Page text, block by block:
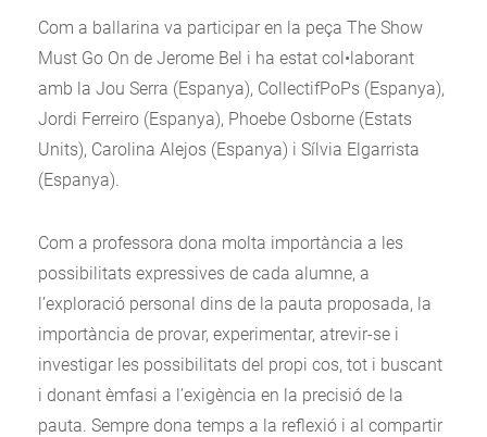
Com a ballarina va participar en la peça The Show
Must Go On de Jerome Bel i ha estat col•laborant
amb la Jou Serra (Espanya), CollectifPoPs (Espanya),
Jordi Ferreiro (Espanya), Phoebe Osborne (Estats
Units), Carolina Alejos (Espanya) i Sílvia Elgarrista
(Espanya).
Com a professora dona molta importància a les
possibilitats expressives de cada alumne, a
l’exploració personal dins de la pauta proposada, la
importància de provar, experimentar, atrevir-se i
investigar les possibilitats del propi cos, tot i buscant
i donant èmfasi a l’exigència en la precisió de la
pauta. Sempre dona temps a la reflexió i al compartir